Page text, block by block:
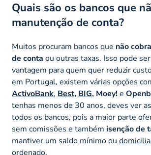
Quais são os bancos que
manutenção de conta?
Muitos procuram bancos que não
de conta ou outras taxas. Isso pode
vantagem para quem quer reduzir
em Portugal, existem várias opções
ActivoBank, Best, BIG, Moey!e
tenhas menos de 30 anos, deves ver
todos os bancos, pois a maior parte
sem comissões e também isenção de
mantiver um saldo mínimo ou
ordenado.